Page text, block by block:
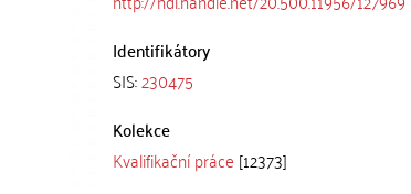
Identifikátory
SIS:230475
Kolekce
Kvalifikační práce [12373]